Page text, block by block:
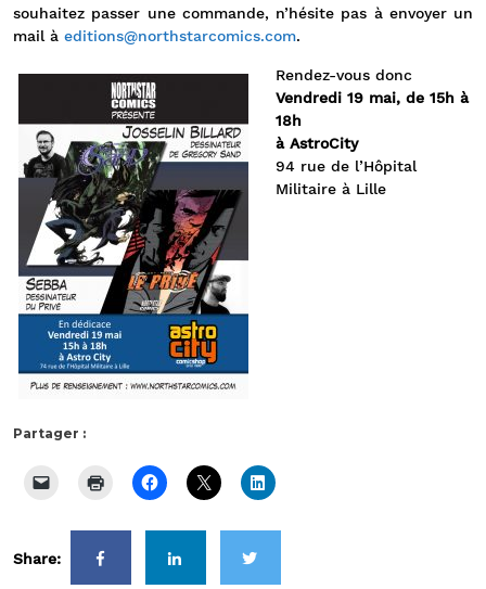
souhaitez passer une commande, n’hésite pas à envoyer un
mail à editions@northstarcomics.com.
Rendez-vous donc
Vendredi 19 mai, de 15h à
18h
à AstroCity
94 rue de l’Hôpital
Militaire à Lille
Partager :
Share: